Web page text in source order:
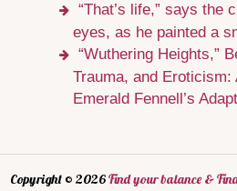
“That’s life,” says the
eyes, as he painted a
“Wuthering Heights,”
Trauma, and Eroticism:
Emerald Fennell’s
Copyright © 2026Find your balance &